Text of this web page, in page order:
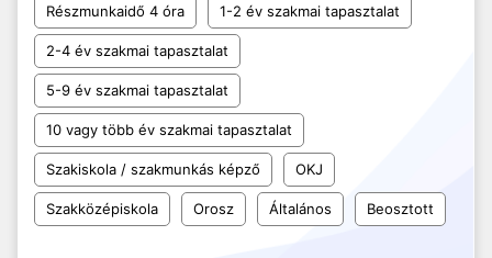
Részmunkaidő 4 óra 1-2 év szakmai tapasztalat
2-4 év szakmai tapasztalat
5-9 év szakmai tapasztalat
10 vagy több év szakmai tapasztalat
Szakiskola / szakmunkás képző OKJ
Szakközépiskola Orosz Általános Beosztott